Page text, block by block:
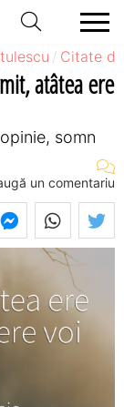
Citate
atâtea ere
somn
un comentariu